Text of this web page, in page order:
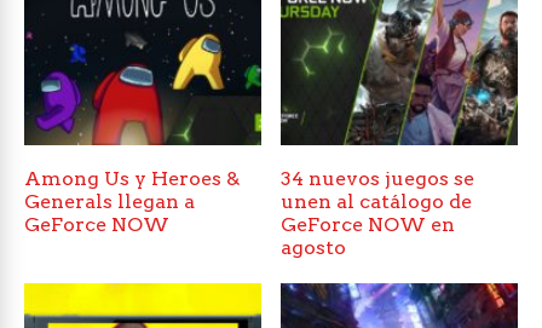
Among Us y Heroes &
Generals llegan a
GeForce NOW
34 nuevos juegos se
unen al catálogo de
GeForce NOW en
agosto